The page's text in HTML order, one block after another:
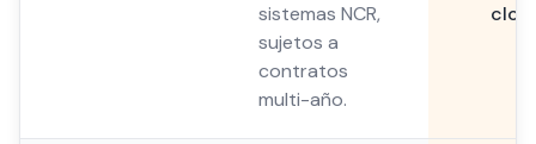
sistemas NCR,
sujetos a
contratos
multi-año.